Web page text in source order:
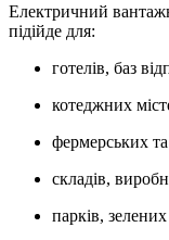
Електричний
підійде для:
готелів, баз
котеджних
фермерських
складів,
парків,